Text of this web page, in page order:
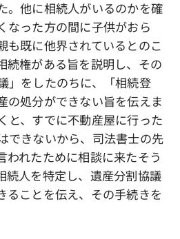
。他に相続人がいるのかを確
なった方の間に子供がおら
も既に他界されているとのこ
続権がある旨を説明し、その
」をしたのちに、「相続登
の処分ができない旨を伝えま
と、すでに不動産屋に行った
できないから、司法書士の先
われたために相談に来たそう
続人を特定し、遺産分割協議
ることを伝え、その手続きを